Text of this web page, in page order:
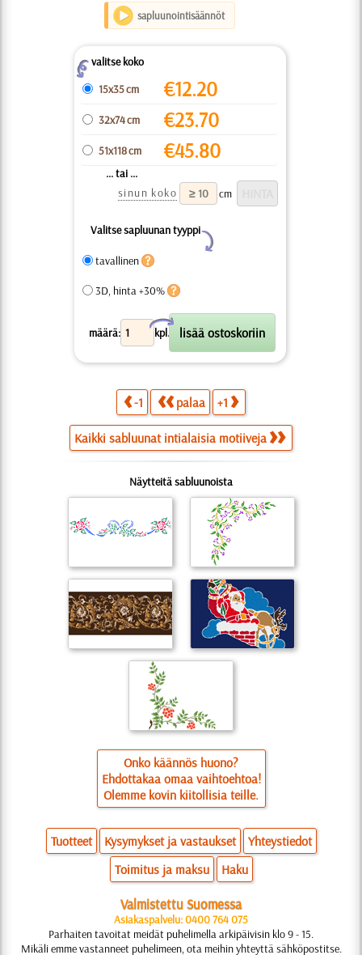
sapluunointisäännöt
Zvalitse koko
15x35 cm
€12.20
32x74 cm €23.70
51x118 cm €45.80
... tai ...
sinun koko
cm
Valitse sapluunan tyyppi
Y
tavallinen
3D, hinta +30%
määrä: kpl.
X
-1 palaa +1
Kaikki sabluunat intialaisia motiiveja
Näytteitä sabluunoista
Onko käännös huono?
Ehdottakaa omaa vaihtoehtoa!
Olemme kovin kiitollisia teille.
Tuotteet Kysymykset ja vastaukset
Yhteystiedot
Toimitus ja maksu
Haku
Valmistettu Suomessa
Asiakaspalvelu: 0400 764 075
Parhaiten tavoitat meidät puhelimella arkipäivisin klo 9 - 15.
Mikäli emme vastanneet puhelimeen, ota meihin yhteyttä sähköpostitse.